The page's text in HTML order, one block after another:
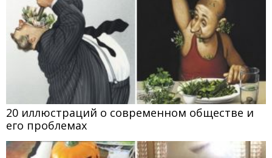
20 иллюстраций о современном обществе и
его проблемах